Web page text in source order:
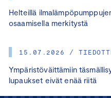
Helteillä
osaamisella merkitystä
15.07.2026 /
Ympäristöväittämiin
lupaukset eivät enää riitä